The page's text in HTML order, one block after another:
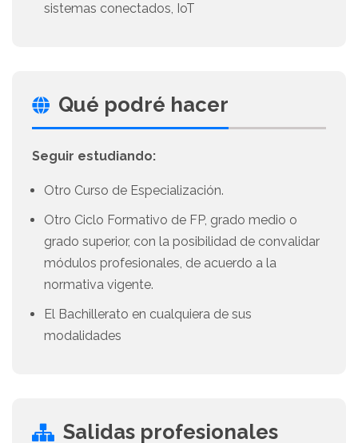
sistemas conectados, IoT
Qué podré hacer
Seguir estudiando:
Otro Curso de Especialización.
Otro Ciclo Formativo de FP, grado medio o
grado superior, con la posibilidad de convalidar
módulos profesionales, de acuerdo a la
normativa vigente.
El Bachillerato en cualquiera de sus
modalidades
Salidas profesionales